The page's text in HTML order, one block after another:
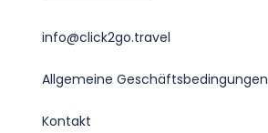
info@click2go.travel
Allgemeine Geschäftsbedingungen
Kontakt